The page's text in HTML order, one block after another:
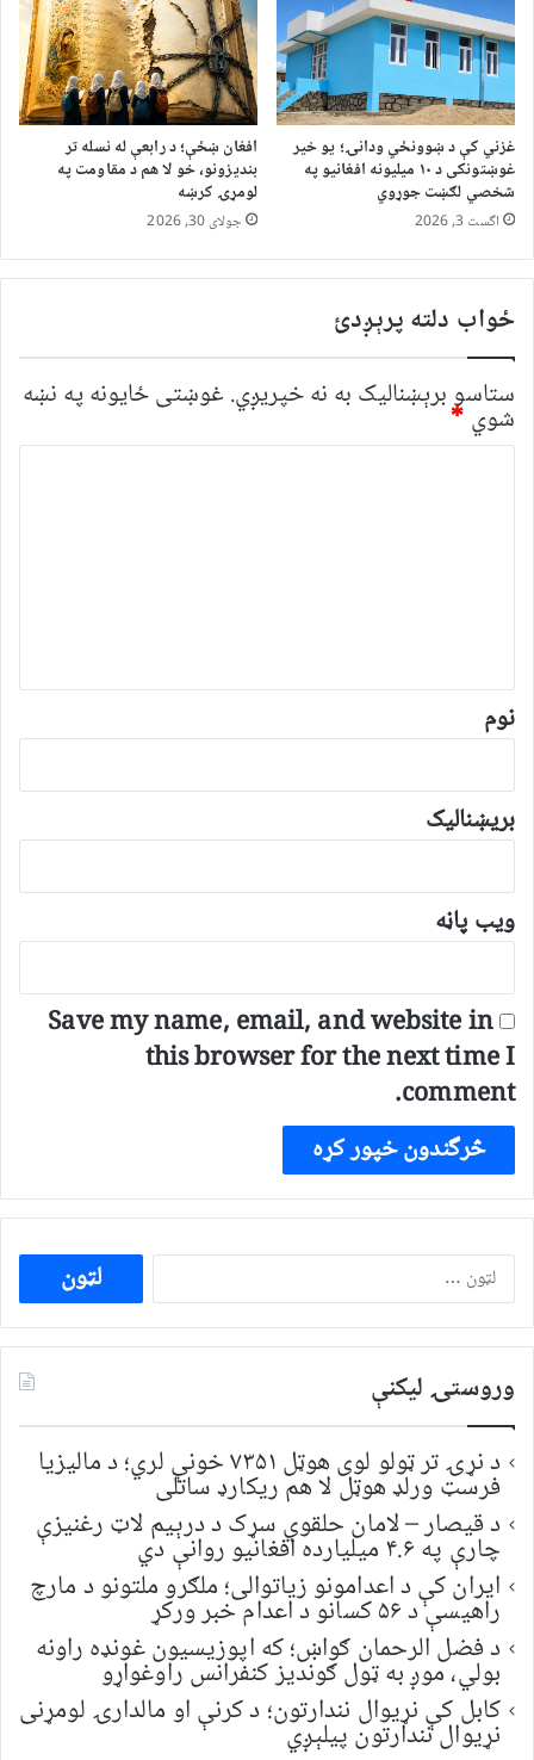
غزني کې د ښوونځي ودانۍ؛ یو خیر
غوښتونکی د ۱۰ میلیونه افغانیو په
شخصي لګښت جوړوي
اگست 3, 2026
افغان ښځې؛ د رابعې له نسله تر
بندیزونو، خو لا هم د مقاومت په
لومړۍ کرښه
جولای 30, 2026
ځواب دلته پرېږدئ
ستاسو برېښناليک به نه خپريږي. غوښتى ځایونه په نښه
شوي *
*
نوم
بریښنالیک
ویب پاڼه
Save my name, email, and website in
this browser for the next time I
comment.
ددی
لپاره
لټون:
وروستۍ ليکنې
د نړۍ تر ټولو لوی هوټل ۷۳۵۱ خونې لري؛ د مالیزیا
فرسټ ورلډ هوټل لا هم ریکارډ ساتلی
د قیصار – لامان حلقوي سړک د درېیم لاټ رغنیزې
چارې په ۴.۶ میلیارده افغانیو روانې دي
ایران کې د اعدامونو زیاتوالی؛ ملګرو ملتونو د مارچ
راهیسې د ۵۶ کسانو د اعدام خبر ورکړ
د فضل الرحمان ګواښ؛ که اپوزیسیون غونډه راونه
بولي، موږ به ټول ګوندیز کنفرانس راوغواړو
کابل کې نړیوال نندارتون؛ د کرنې او مالدارۍ لومړنی
نړیوال نندارتون پیلېږي